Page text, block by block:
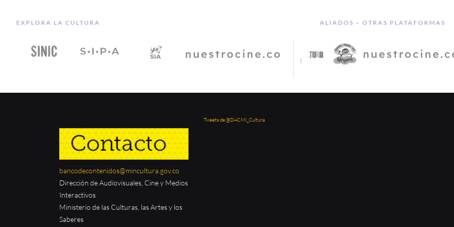
EXPLORA LA CULTURA ALIADOS − OTRAS PLATAFORMAS
‹
bancodecontenidos@mincultura.gov.co
Dirección de Audiovisuales, Cine y Medios
Interactivos
Ministerio de las Culturas, las Artes y los
Saberes
Tweets de @DACMI_Cultura